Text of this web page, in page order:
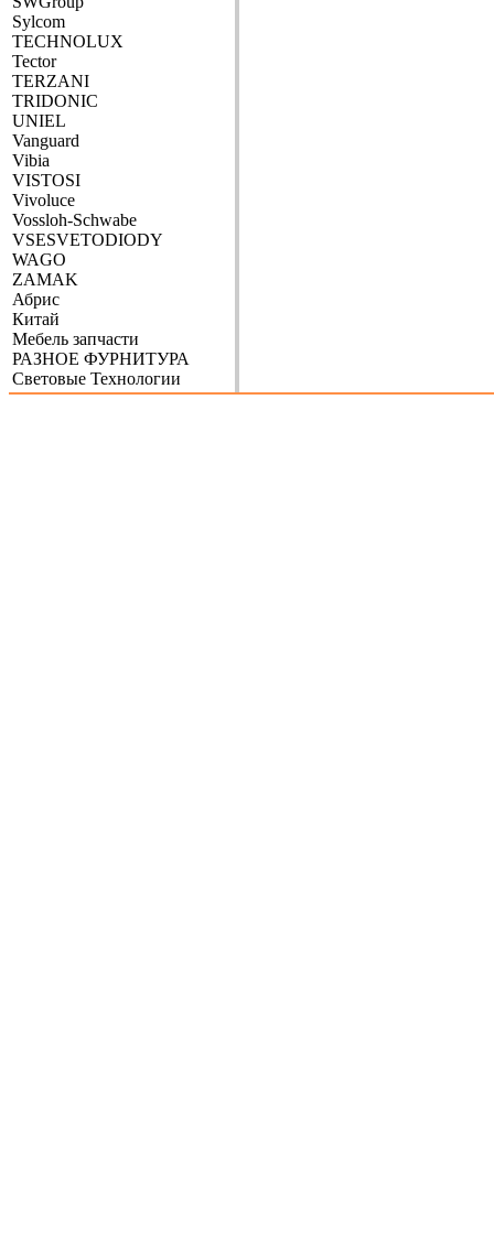
Sylcom
TECHNOLUX
Tector
TERZANI
TRIDONIC
UNIEL
Vanguard
Vibia
VISTOSI
Vivoluce
Vossloh-Schwabe
VSESVETODIODY
WAGO
ZAMAK
Абрис
Китай
Мебель запчасти
РАЗНОЕ ФУРНИТУРА
Световые Технологии